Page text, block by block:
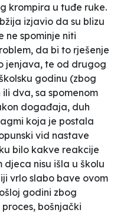
krompira u tuđe ruke.
izjavio da su blizu
ne spominje niti
da bi to rješenje
jenjava, te od drugog
godinu (zbog
dva, sa spomenom
događaja, duh
koja je postala
vid nastave
bilo kakve reakcije
nisu išla u školu
vrlo slabo bave ovom
godini zbog
bošnjački